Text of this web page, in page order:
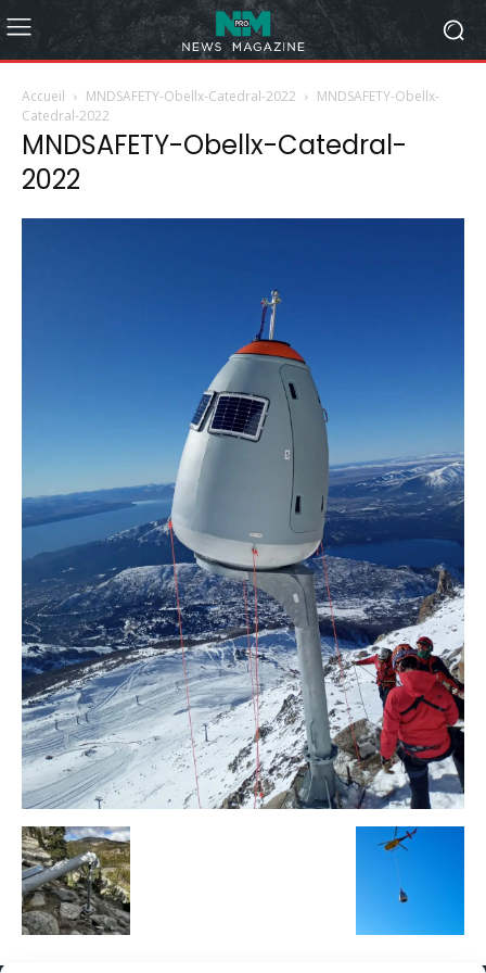
Accueil MNDSAFETY-Obellx-Catedral-2022
MNDSAFETY-Obellx-
Catedral-2022
MNDSAFETY-Obellx-Catedral-
2022